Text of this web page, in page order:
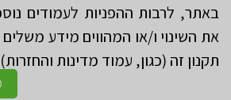
באתר, לרבות ההפניות לעמודים
את השינוי ו/או המהווים מידע
תקנון זה (כגון, עמוד מדינות